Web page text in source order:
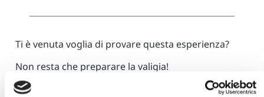
Ti è venuta voglia di provare questa esperienza?
Non resta che preparare la valigia!
Monica Fumagalli